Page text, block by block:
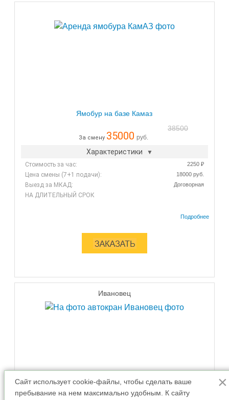
Ямобур на базе Камаз
38500
За смену 35000 руб.
Характеристики
Стоимость за час: 2250 ₽
Цена смены (7+1 подачи): 18000 руб.
Выезд за МКАД: Договорная
НА ДЛИТЕЛЬНЫЙ СРОК
Ивановец
Аренда автокрана 16 тонн стрела 18
Сайт использует cookie-файлы, чтобы сделать ваше
пребывание на нем максимально удобным. К cайту
×